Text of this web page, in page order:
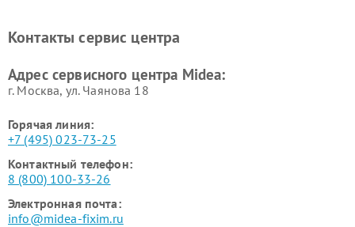
пылесосов Midea
Midea
Контакты сервис центра
Адрес сервисного центра Midea:
г. Москва, ул. Чаянова 18
Горячая линия:
+7 (495) 023-73-25
Контактный телефон:
8 (800) 100-33-26
Электронная почта:
info@midea-fixim.ru